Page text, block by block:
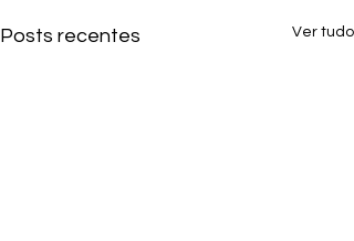
Posts recentes Ver tudo